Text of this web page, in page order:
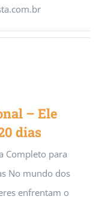
– Ele
dias
Completo para
No mundo dos
enfrentam o